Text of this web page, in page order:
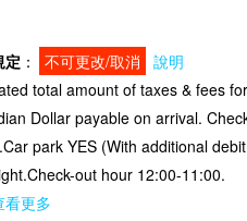
定 ： 不可更改/取消
說明
total amount of taxes & fees
Dollar payable on arrival.
park YES (With additional
out hour 12:00-11:00.
看更多